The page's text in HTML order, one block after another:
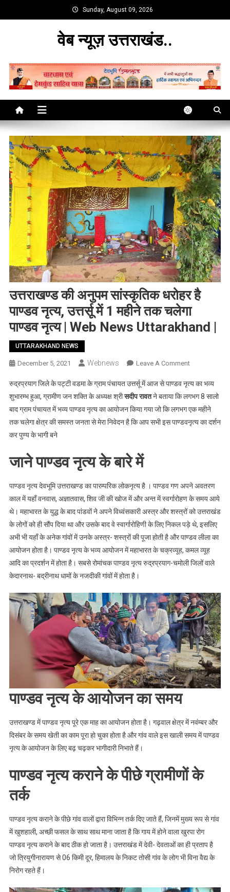
to
Sunday, August 09, 2026
वेब न्यूज़ उत्तराखंड..
उत्तराखण्ड की अनुपम सांस्कृतिक धरोहर है
पाण्डव नृत्य, उत्तर्सू में 1 महीने तक चलेगा
पाण्डव नृत्य | Web News Uttarakhand |
UTTARAKHAND NEWS
December 5, 2021 Webnews Leave A CommentOn
की
अनुपम
सांस्कृतिक
धरोहर
में
तक
चलेगा
पाण्डव
नृत्य
|
Uttarakhand
|
रुद्रप्रयाग जिले के पट्टी वडमा के ग्राम पंचायत उत्तर्सू में आज से पाण्डव नृत्य का भव्य
शुभारम्भ हुआ, ग्रामीण जन शक्ति के अध्यक्ष श्रीसदीप रावतने बताया कि लगभग 8 सालो
बाद ग्राम पंचायत में भव्य पाण्डव नृत्य का आयोजन किया गया जो कि लगभग एक महीने
तक चलेगा क्षेत्र की समस्त जनता से मेरा निवेदन है कि आप सभी इस पाण्डवनृत्य का दर्शन
कर पुण्य के भागी बने
जाने पाण्डव नृत्य के बारे में
पाण्डव नृत्य देवभूमि उत्तराखण्ड का पारम्परिक लोकनृत्य है । पाण्डव गण अपने अवतरण
काल में यहाँ वनवास, अज्ञातवास, शिव जी की खोज में और अन्त में स्वर्गारोहण के समय आये
थे। महाभारत के युद्ध के बाद पांडवों ने अपने विध्वंसकारी अस्त्र और शस्त्रों को उत्तराखंड
के लोगों को ही सौंप दिया था और उसके बाद वे स्वार्गारोहिणी के लिए निकल पड़े थे, इसलिए
अभी भी यहाँ के अनेक गांवों में उनके अस्त्र- शस्त्रों की पूजा होती है और पाण्डव लीला का
आयोजन होता है। पाण्डव नृत्य के भव्य आयोजन में महाभारत के चक्रव्यूह, कमल व्यूह
आदि का प्रदर्शन में होता है। सबसे रोमांचक पाण्डव नृत्य रुद्रप्रयाग-चमोली जिलों वाले
केदारनाथ- बद्रीनाथ धामों के नजदीकी गांवों में होता है।
पाण्डव नृत्य के आयोजन का समय
उत्तराखण्ड में पाण्डव नृत्य पूरे एक माह का आयोजन होता है। गढ़वाल क्षेत्र में नवंम्बर और
दिसंबर के समय खेती का काम पूरा हो चुका होता है और गांव वाले इस खाली समय में पाण्डव
नृत्य के आयोजन के लिए बढ़ चढ़कर भागीदारी निभाते हैं।
पाण्डव नृत्य कराने के पीछे ग्रामीणों के
तर्क
पाण्डव नृत्य कराने के पीछे गांव वालों द्वारा विभिन्न तर्क दिए जाते हैं, जिनमें मुख्य रूप से गांव
में खुशहाली, अच्छी फसल के साथ साथ माना जाता है कि गाय में होने वाला खुरपा रोग
पाण्डव नृत्य कराने के बाद ठीक हो जाता है। उत्तराखंड में देवी- देवताओं का ही प्रताप है
जो त्रियुगीनारायण से 06 किमी दूर, हिमालय के निकट तोसी गांव के लोग भी विना वैद्य के
निरोग रहते हैं।